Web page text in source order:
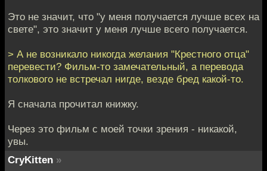
Это не значит, что "у меня получается лучше всех на
свете", это значит у меня лучше всего получается.
> А не возникало никогда желания "Крестного отца"
перевести? Фильм-то замечательный, а перевода
толкового не встречал нигде, везде бред какой-то.
Я сначала прочитал книжку.
Через это фильм с моей точки зрения - никакой,
увы.
CryKitten »